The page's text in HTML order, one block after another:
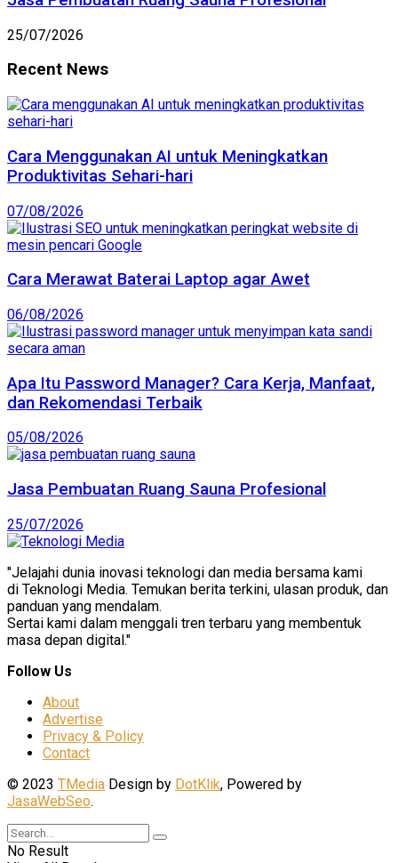
25/07/2026
Recent News
Cara Menggunakan AI untuk Meningkatkan
Produktivitas Sehari-hari
07/08/2026
Cara Merawat Baterai Laptop agar Awet
06/08/2026
Apa Itu Password Manager? Cara Kerja, Manfaat,
dan Rekomendasi Terbaik
05/08/2026
Jasa Pembuatan Ruang Sauna Profesional
25/07/2026
"Jelajahi dunia inovasi teknologi dan media bersama kami
di Teknologi Media. Temukan berita terkini, ulasan produk, dan
panduan yang mendalam.
Sertai kami dalam menggali tren terbaru yang membentuk
masa depan digital."
Follow Us
About
Advertise
Privacy & Policy
Contact
© 2023 TMedia Design by DotKlik, Powered by
JasaWebSeo.
No Result